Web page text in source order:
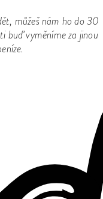
můžeš nám ho do 30
buď vyměníme za jinou